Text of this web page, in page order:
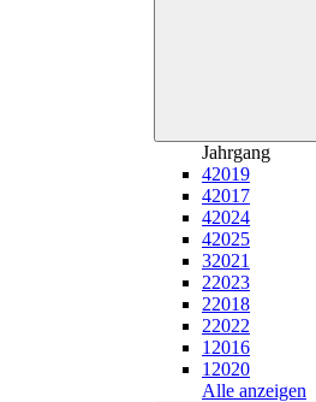
Jahrgang
42019
42017
42024
42025
32021
22023
22018
22022
1 2016
1 2020
Alle anzeigen